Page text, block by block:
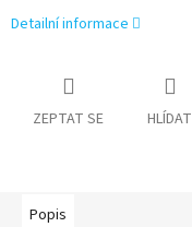
Detailní informace
ZEPTAT SE HLÍDAT
Popis